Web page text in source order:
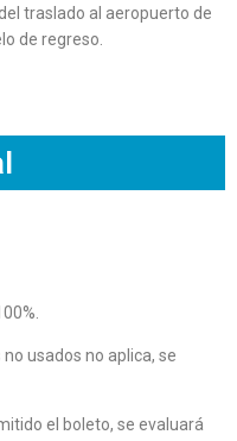
traslado al aeropuerto de
de regreso.
no usados no aplica, se
el boleto, se evaluará